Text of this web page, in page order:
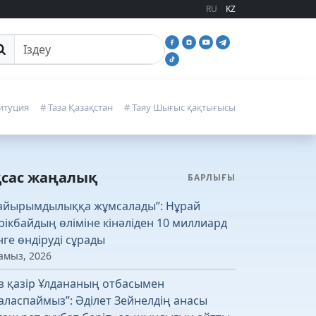
RU KZ
іздеу
# Таза Қазақстан # Таяу Шығыс қақтығысы
жаңалық БАРЛЫҒЫ
жұмсалады”: Нұрай
өліміне кінәліден 10 миллиард
өндіруді сұрады
2026
қазір Ұлдананың отбасымен
Әділет Зейнелдің анасы